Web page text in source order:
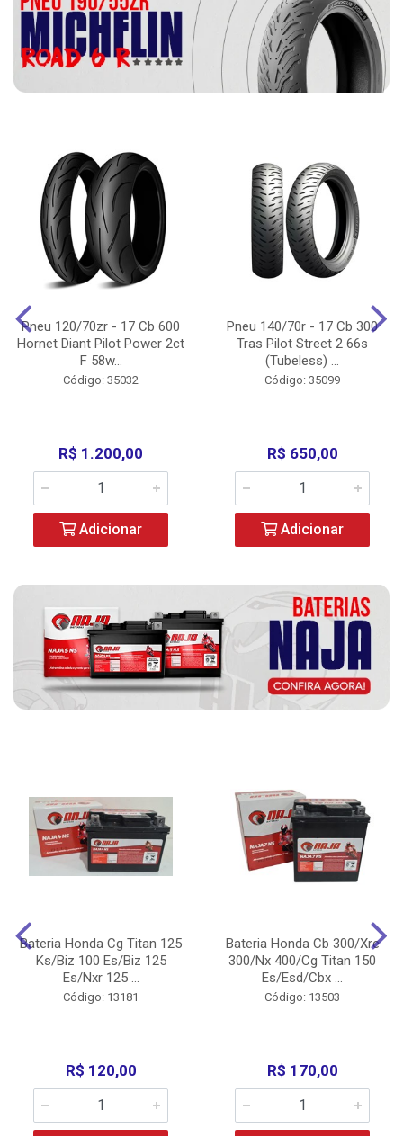
Pneu 120/70zr - 17 Cb 600
Hornet Diant Pilot Power 2ct
F 58w...
Código: 35032
R$ 1.200,00
Adicionar
Pneu 140/70r - 17 Cb 300
Tras Pilot Street 2 66s
(Tubeless) ...
Código: 35099
R$ 650,00
Adicionar
Bateria Honda Cg Titan 125
Ks/Biz 100 Es/Biz 125
Es/Nxr 125 ...
Código: 13181
R$ 120,00
Bateria Honda Cb 300/Xre
300/Nx 400/Cg Titan 150
Es/Esd/Cbx ...
Código: 13503
R$ 170,00